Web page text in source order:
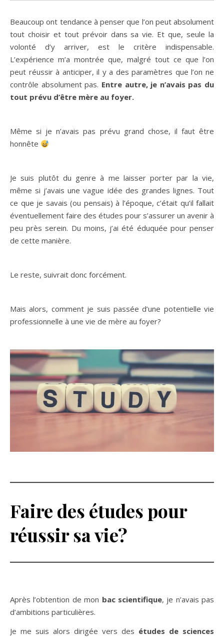
Beaucoup ont tendance à penser que l’on peut absolument
tout choisir et tout prévoir dans sa vie. Et que, seule la
volonté d’y arriver, est le critère indispensable.
L’expérience m’a montrée que, malgré tout ce que l’on
peut réussir à anticiper, il y a des paramètres que l’on ne
contrôle absolument pas. Entre autre, je n’avais pas du
tout prévu d’être mère au foyer.
Même si je n’avais pas prévu grand chose, il faut être
honnête
Je suis plutôt du genre à me laisser porter par la vie,
même si j’avais une vague idée des grandes lignes. Tout
ce que je savais (ou pensais) à l’époque, c’était qu’il fallait
éventuellement faire des études pour s’assurer un avenir à
peu près serein. Du moins, j’ai été éduquée pour penser
de cette manière.
Le reste, suivrait donc forcément.
Mais alors, comment je suis passée d’une potentielle vie
professionnelle à une vie de mère au foyer?
Faire des études pour
réussir sa vie?
Après l’obtention de mon bac scientifique, je n’avais pas
d’ambitions particulières.
Je me suis alors dirigée vers des études de sciences